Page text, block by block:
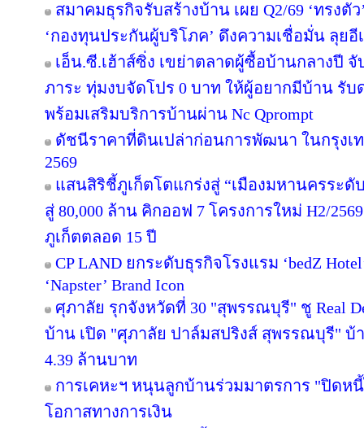
สมาคมธุรกิจรับสร้างบ้าน เผย Q2/69 ‘ทรง
‘กองทุนประกันผู้บริโภค’ ดึงความเชื่อมั่น ลุย
เอ็น.ซี.เฮ้าส์ซิ่ง เขย่าตลาดผู้ซื้อบ้านกลางปี
ภาระ ทุ่มงบจัดโปร 0 บาท ให้ผู้อยากมีบ้าน รับ
พร้อมเสริมบริการบ้านผ่าน Nc Qprompt
ดัชนีราคาที่ดินเปล่าก่อนการพัฒนา ในกรุงเ
2569
แสนสิริชี้ภูเก็ตโตแกร่งสู่ “เมืองมหานครระ
สู่ 80,000 ล้าน คิกออฟ 7 โครงการใหม่ H2/
ภูเก็ตตลอด 15 ปี
CP LAND ยกระดับธุรกิจโรงแรม ‘bedZ
‘Napster’ Brand Icon
ศุภาลัย รุกจังหวัดที่ 30 "สุพรรณบุรี" ชู Real
บ้าน เปิด "ศุภาลัย ปาล์มสปริงส์ สุพรรณบุรี" บ้
4.39 ล้านบาท
การเคหะฯ หนุนลูกบ้านร่วมมาตรการ "ปิดห
โอกาสทางการเงิน